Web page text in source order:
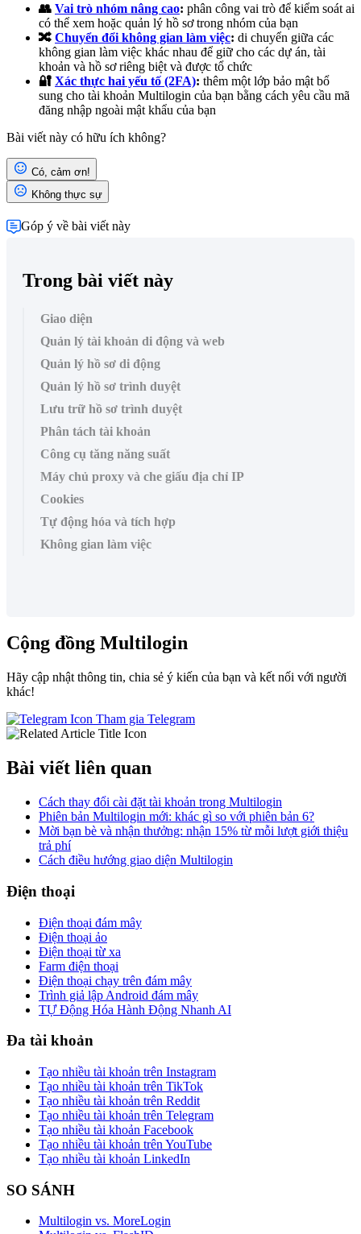
👥 Vai trò nhóm nâng cao: phân công vai trò để kiểm soát ai
có thể xem hoặc quản lý hồ sơ trong nhóm của bạn
🔀 Chuyển đổi không gian làm việc: di chuyển giữa các
không gian làm việc khác nhau để giữ cho các dự án, tài
khoản và hồ sơ riêng biệt và được tổ chức
🔐 Xác thực hai yếu tố (2FA): thêm một lớp bảo mật bổ
sung cho tài khoản Multilogin của bạn bằng cách yêu cầu mã
đăng nhập ngoài mật khẩu của bạn
Bài viết này có hữu ích không?
Có, cảm ơn!
Không thực sự
Góp ý về bài viết này
Trong bài viết này
Giao diện
Quản lý tài khoản di động và web
Quản lý hồ sơ di động
Quản lý hồ sơ trình duyệt
Lưu trữ hồ sơ trình duyệt
Phân tách tài khoản
Công cụ tăng năng suất
Máy chủ proxy và che giấu địa chỉ IP
Cookies
Tự động hóa và tích hợp
Không gian làm việc
Cộng đồng Multilogin
Hãy cập nhật thông tin, chia sẻ ý kiến của bạn và kết nối với người
khác!
Tham gia Telegram
Bài viết liên quan
Cách thay đổi cài đặt tài khoản trong Multilogin
Phiên bản Multilogin mới: khác gì so với phiên bản 6?
Mời bạn bè và nhận thưởng: nhận 15% từ mỗi lượt giới thiệu
trả phí
Cách điều hướng giao diện Multilogin
Điện thoại
Điện thoại đám mây
Điện thoại ảo
Điện thoại từ xa
Farm điện thoại
Điện thoại chạy trên đám mây
Trình giả lập Android đám mây
TỰ Động Hóa Hành Động Nhanh AI
Đa tài khoản
Tạo nhiều tài khoản trên Instagram
Tạo nhiều tài khoản trên TikTok
Tạo nhiều tài khoản trên Reddit
Tạo nhiều tài khoản trên Telegram
Tạo nhiều tài khoản Facebook
Tạo nhiều tài khoản trên YouTube
Tạo nhiều tài khoản LinkedIn
SO SÁNH
Multilogin vs. MoreLogin